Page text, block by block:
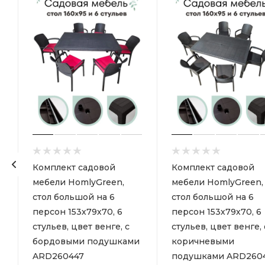
Комплект садовой
мебели HomlyGreen,
стол большой на 6
персон 153х79х70, 6
стульев, цвет венге, с
бордовыми подушками
ARD260447
Комплект садовой
мебели HomlyGreen,
стол большой на 6
персон 153х79х70, 6
стульев, цвет венге,
коричневыми
подушками